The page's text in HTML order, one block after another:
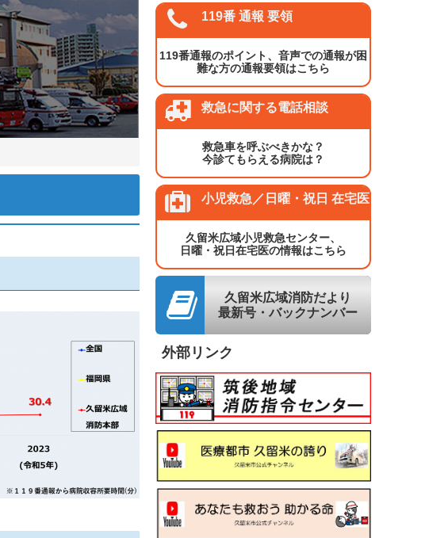
119番 通報 要領
119番通報のポイント、音声での通報が困
難な方の通報要領はこちら
救急に関する電話相談
救急車を呼ぶべきかな？
今診てもらえる病院は？
小児救急／日曜・祝日 在宅医
久留米広域小児救急センター、
日曜・祝日在宅医の情報はこちら
久留米広域消防だより
最新号・バックナンバー
外部リンク